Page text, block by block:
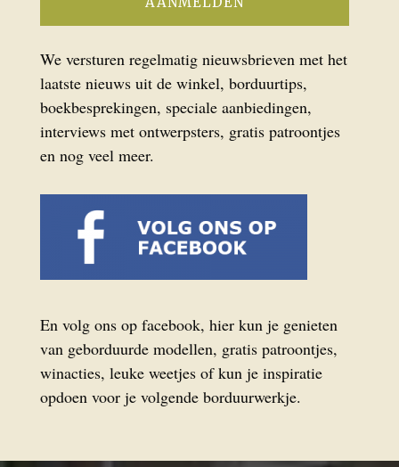
We versturen regelmatig nieuwsbrieven met het
laatste nieuws uit de winkel, borduurtips,
boekbesprekingen, speciale aanbiedingen,
interviews met ontwerpsters, gratis patroontjes
en nog veel meer.
En volg ons op facebook, hier kun je genieten
van geborduurde modellen, gratis patroontjes,
winacties, leuke weetjes of kun je inspiratie
opdoen voor je volgende borduurwerkje.